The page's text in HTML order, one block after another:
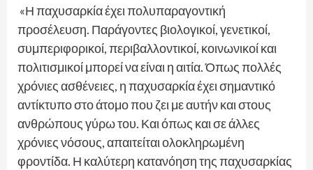
«Η παχυσαρκία έχει πολυπαραγοντική
προσέλευση. Παράγοντες βιολογικοί, γενετικοί,
συμπεριφορικοί, περιβαλλοντικοί, κοινωνικοί και
πολιτισμικοί μπορεί να είναι η αιτία. Όπως πολλές
χρόνιες ασθένειες, η παχυσαρκία έχει σημαντικό
αντίκτυπο στο άτομο που ζει με αυτήν και στους
ανθρώπους γύρω του. Και όπως και σε άλλες
χρόνιες νόσους, απαιτείται ολοκληρωμένη
φροντίδα. Η καλύτερη κατανόηση της παχυσαρκίας